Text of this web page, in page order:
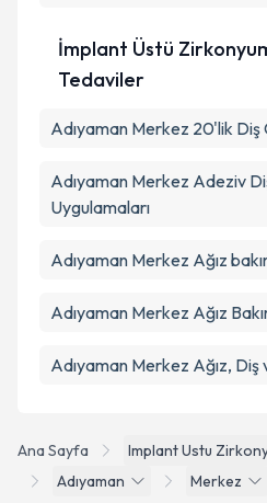
Ana Sayfa
Implant Ustu
Adıyaman
Merkez
İmplant Üstü
Tedaviler
Adıyaman Merkez 20'lik Diş
Adıyaman Merkez Adeziv
Uygulamaları
Adıyaman Merkez Ağız
Adıyaman Merkez Ağız
Adıyaman Merkez Ağız,